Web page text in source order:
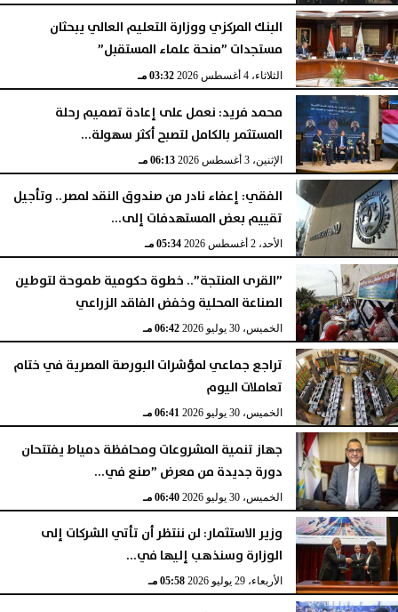
البنك المركزي ووزارة التعليم العالي يبحثان
مستجدات ”منحة علماء المستقبل”
الثلاثاء، 4 أغسطس 2026 03:32 مـ
محمد فريد: نعمل على إعادة تصميم رحلة
المستثمر بالكامل لتصبح أكثر سهولة...
الإثنين، 3 أغسطس 2026 06:13 مـ
الفقي: إعفاء نادر من صندوق النقد لمصر.. وتأجيل
تقييم بعض المستهدفات إلى...
الأحد، 2 أغسطس 2026 05:34 مـ
”القرى المنتجة”.. خطوة حكومية طموحة لتوطين
الصناعة المحلية وخفض الفاقد الزراعي
الخميس، 30 يوليو 2026 06:42 مـ
تراجع جماعي لمؤشرات البورصة المصرية في ختام
تعاملات اليوم
الخميس، 30 يوليو 2026 06:41 مـ
جهاز تنمية المشروعات ومحافظة دمياط يفتتحان
دورة جديدة من معرض ”صنع في...
الخميس، 30 يوليو 2026 06:40 مـ
وزير الاستثمار: لن ننتظر أن تأتي الشركات إلى
الوزارة وسنذهب إليها في...
الأربعاء، 29 يوليو 2026 05:58 مـ